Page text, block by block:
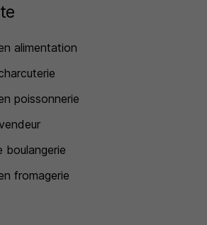
alimentation
poissonnerie
boulangerie
fromagerie